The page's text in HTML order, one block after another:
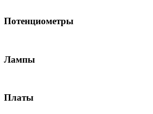
Потенциометры
Лампы
Платы